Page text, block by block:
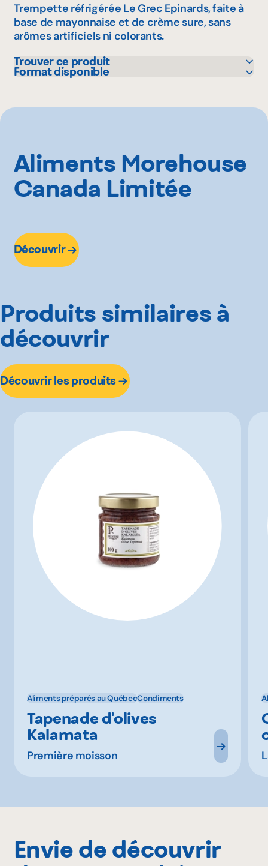
Trempette réfrigérée Le Grec Epinards, faite à
base de mayonnaise et de crème sure, sans
arômes artificiels ni colorants.
Trouver ce produit
IGA
Super C
Format disponible
Aliments Morehouse
Canada Limitée
Découvrir
Produits similaires à
découvrir
Découvrir les produits
Aliments préparés au QuébecCondiments
Tapenade d'olives
Kalamata
Première moisson
Envie de découvrir